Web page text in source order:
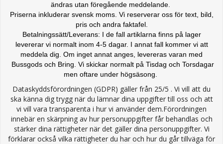
ändras utan föregående meddelande.
Priserna inkluderar svensk moms. Vi reserverar oss för text, bild,
pris och andra faktafel.
Betalningssätt/Leverans: I de fall artiklarna finns på lager
levererar vi normalt inom 4-5 dagar. I annat fall kommer vi att
meddela dig. Om inget annat anges, levereras varan med
Bussgods och Bring. Vi skickar normalt på Tisdag och Torsdagar
men oftare under högsäsong.
Dataskyddsförordningen (GDPR) gäller från 25/5 . Vi vill att du
ska känna dig trygg när du lämnar dina uppgifter till oss och att
vi vill vara transparenta i hur vi använder dem.Förordningen
innebär en skärpning av hur personuppgifter får behandlas och
stärker dina rättigheter när det gäller dina personuppgifter. Vi
förklarar också vilka rättigheter du har och hur du går tillväga för